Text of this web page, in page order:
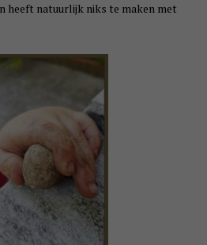
heeft natuurlijk niks te maken met